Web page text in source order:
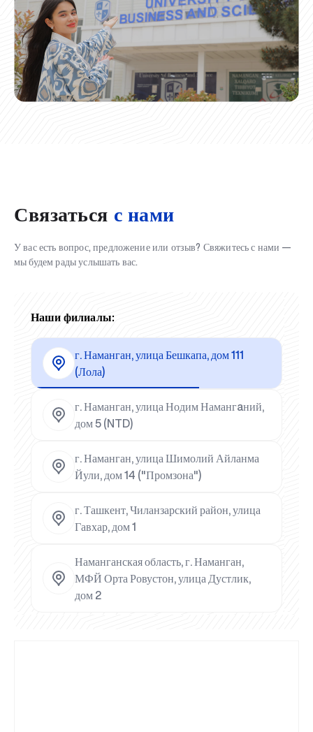
Связаться с нами
У вас есть вопрос, предложение или отзыв? Свяжитесь с нами —
мы будем рады услышать вас.
Наши филиалы:
г. Наманган, улица Бешкапа, дом 111
(Лола)
г. Наманган, улица Нодим Намангaний,
дом 5 (NTD)
г. Наманган, улица Шимолий Айланма
Йули, дом 14 ("Промзона")
г. Ташкент, Чиланзарский район, улица
Гавхар, дом 1
Наманганская область, г. Наманган,
МФЙ Орта Ровустон, улица Дустлик,
дом 2